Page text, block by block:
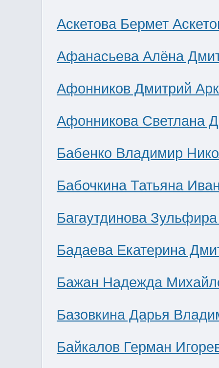
Аскетова Бермет
Афанасьева Алёна
Афонников Дмитрий
Афонникова Светлана
Бабенко Владимир
Бабочкина Татьяна
Багаутдинова
Бадаева Екатерина
Бажан Надежда
Базовкина Дарья
Байкалов Герман